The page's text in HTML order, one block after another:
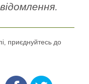
приєднуйтесь до